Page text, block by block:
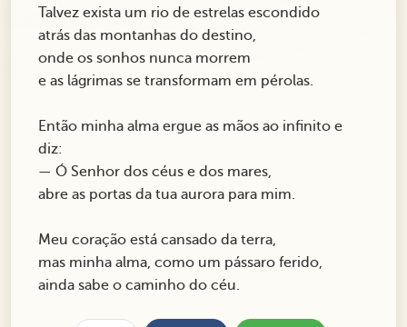
Talvez exista um rio de estrelas escondido
atrás das montanhas do destino,
onde os sonhos nunca morrem
e as lágrimas se transformam em pérolas.
Então minha alma ergue as mãos ao infinito e
diz:
— Ó Senhor dos céus e dos mares,
abre as portas da tua aurora para mim.
Meu coração está cansado da terra,
mas minha alma, como um pássaro ferido,
ainda sabe o caminho do céu.